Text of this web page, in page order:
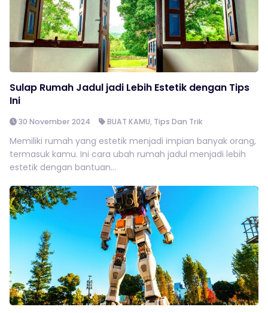
Sulap Rumah Jadul jadi Lebih Estetik dengan Tips
Ini
30 November 2024 BUAT KAMU, Tips Dan Trik
Memiliki rumah yang estetik menjadi impian banyak orang,
termasuk kamu. Ini cara ubah rumah jadul menjadi lebih
estetik dengan bantuan...